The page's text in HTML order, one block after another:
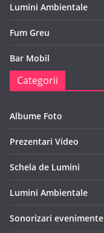
Lumini Ambientale
Fum Greu
Bar Mobil
Categorii
Albume Foto
Prezentari Video
Schela de Lumini
Lumini Ambientale
Sonorizari evenimente